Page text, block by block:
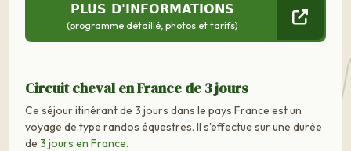
PLUS D'INFORMATIONS
(programme détaillé, photos et tarifs)
Circuit cheval en France de 3 jours
Ce séjour itinérant de 3 jours dans le pays France est un
voyage de type randos équestres. Il s'effectue sur une durée
de 3 jours en France.